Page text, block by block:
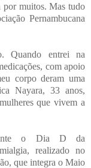
por muitos. Mas tudo
Pernambucana
Quando entrei na
com apoio
corpo deram uma
Nayara, 33 anos,
que vivem a
o Dia D da
realizado no
que integra o Maio